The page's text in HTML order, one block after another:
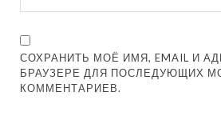
СОХРАНИТЬ МОЁ ИМЯ, EMAIL И
БРАУЗЕРЕ ДЛЯ ПОСЛЕДУЮЩИХ
КОММЕНТАРИЕВ.